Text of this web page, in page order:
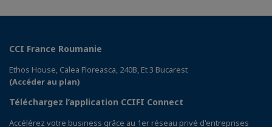
CCI France Roumanie
Ethos House, Calea Floreasca, 240B, Et 3 Bucarest
(Accéder au plan)
Téléchargez l’application CCIFI Connect
Accélérez votre business grâce au 1er réseau privé d'entreprises